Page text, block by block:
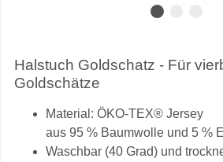
Halstuch Goldschatz - Für
Goldschätze
Material: ÖKO-TEX® Jersey
aus 95 % Baumwolle und 5 %
Waschbar (40 Grad) und